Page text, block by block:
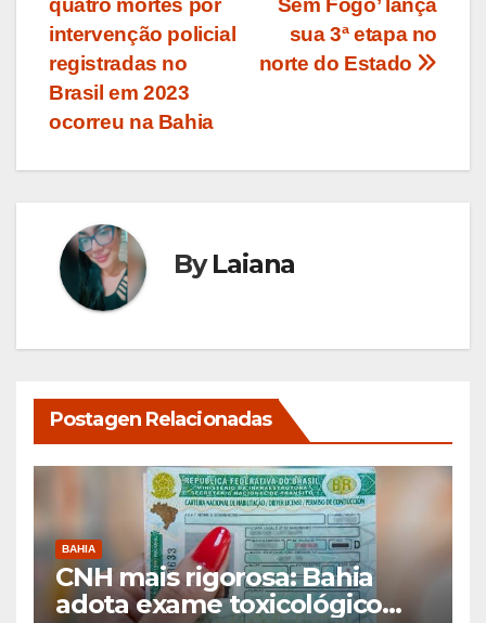
de
Post
Sem Fogo’ lança
sua 3ª etapa no
norte do Estado
quatro mortes por
intervenção policial
registradas no
Brasil em 2023
ocorreu na Bahia
ByLaiana
Postagen Relacionadas
BAHIA
CNH mais rigorosa: Bahia
adota exame toxicológico